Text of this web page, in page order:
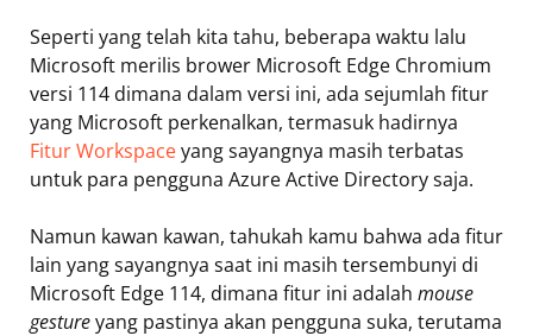
Seperti yang telah kita tahu, beberapa waktu lalu
Microsoft merilis brower Microsoft Edge Chromium
versi 114 dimana dalam versi ini, ada sejumlah fitur
yang Microsoft perkenalkan, termasuk hadirnya
Fitur Workspaceyang sayangnya masih terbatas
untuk para pengguna Azure Active Directory saja.
Namun kawan kawan, tahukah kamu bahwa ada fitur
lain yang sayangnya saat ini masih tersembunyi di
Microsoft Edge 114, dimana fitur ini adalah mouse
gestureyang pastinya akan pengguna suka, terutama